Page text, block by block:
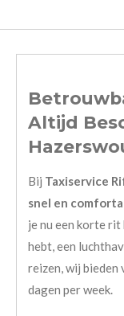
Altijd
Bij Taxiservice
snel en
je nu een korte rit
hebt, een
reizen, wij bieden
dagen per week.